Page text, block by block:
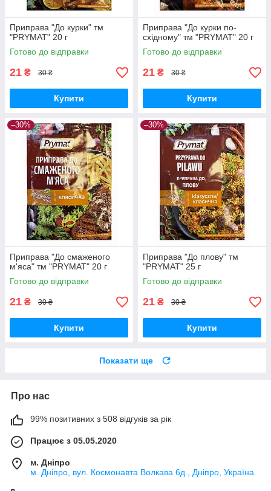
Приправа "До курки" тм
"PRYMAT" 20 г
Готово до відправки
21 ₴ 30 ₴
Купити
Приправа "До курки по-
східному" тм "PRYMAT" 20 г
Готово до відправки
21 ₴ 30 ₴
Купити
–30%
Приправа "До смаженого
м'яса" тм "PRYMAT" 20 г
Готово до відправки
21 ₴ 30 ₴
Купити
–30%
Приправа "До плову" тм
"PRYMAT" 25 г
Готово до відправки
21 ₴ 30 ₴
Купити
Показати ще
Про нас
99% позитивних з 508 відгуків за рік
Працює з 05.05.2020
м. Дніпро
м. Дніпро, вул. Космонавта Волкава 6д., Дніпро, Україна